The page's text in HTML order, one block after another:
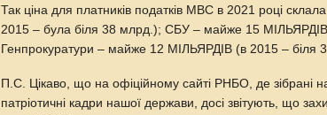
Так ціна для платників податків МВС в 2021 році
2015 – була біля 38 млрд.); СБУ – майже 15
Генпрокуратури – майже 12 МІЛЬЯРДІВ (в 2015 – біля
П.С. Цікаво, що на офіційному сайті РНБО, де зібрані
патріотичні кадри нашої держави, досі звітують, що